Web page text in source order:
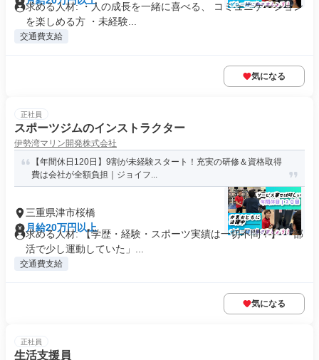
求める人材: ・人の成長を一緒に喜べる、 コミュニケーション
を楽しめる方 ・未経験...
交通費支給
気になる
正社員
スポーツジムのインストラクター
伊勢湾マリン開発株式会社
【年間休日120日】9割が未経験スタート！充実の研修＆資格取得
費は会社が全額負担｜ジョイフ...
三重県津市桜橋
月給20万円以上
求める人材: 【学歴・経験・スポーツ実績は一切不問！】 「部
活で少し運動していた」...
交通費支給
気になる
正社員
生活支援員